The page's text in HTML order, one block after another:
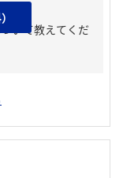
いて教えてくだ